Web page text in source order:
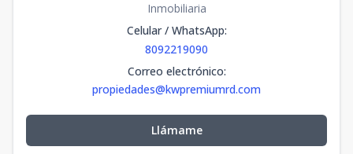
Inmobiliaria
Celular / WhatsApp:
8092219090
Correo electrónico:
propiedades@kwpremiumrd.com
Llámame